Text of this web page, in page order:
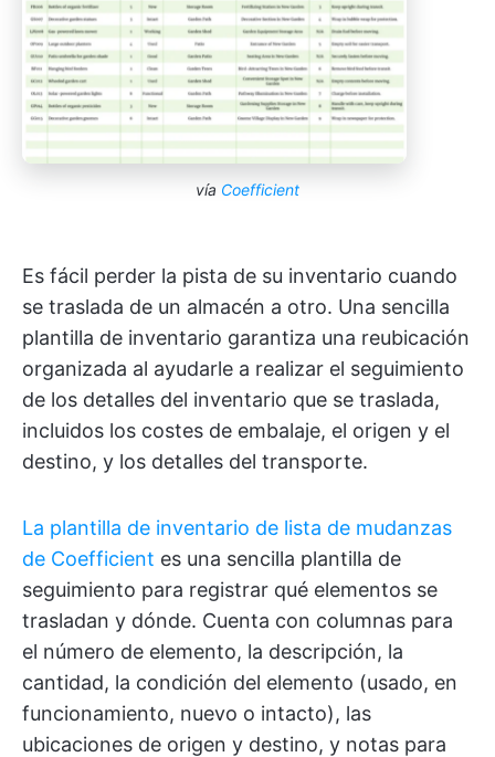
vía Coefficient
Es fácil perder la pista de su inventario cuando
se traslada de un almacén a otro. Una sencilla
plantilla de inventario garantiza una reubicación
organizada al ayudarle a realizar el seguimiento
de los detalles del inventario que se traslada,
incluidos los costes de embalaje, el origen y el
destino, y los detalles del transporte.
La plantilla de inventario de lista de mudanzas
de Coefficient es una sencilla plantilla de
seguimiento para registrar qué elementos se
trasladan y dónde. Cuenta con columnas para
el número de elemento, la descripción, la
cantidad, la condición del elemento (usado, en
funcionamiento, nuevo o intacto), las
ubicaciones de origen y destino, y notas para